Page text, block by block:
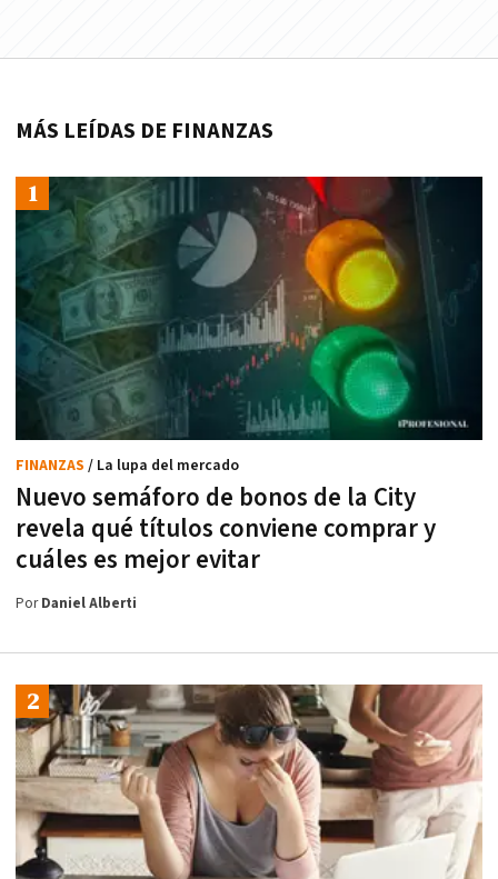
MÁS LEÍDAS DE FINANZAS
Nuevo semáforo de bonos de la City
revela qué títulos conviene comprar y
cuáles es mejor evitar
FINANZAS / La lupa del mercado
PorDaniel Alberti